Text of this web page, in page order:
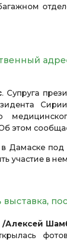
. Супруга
этом
Дамаске
участие в
/Алексей